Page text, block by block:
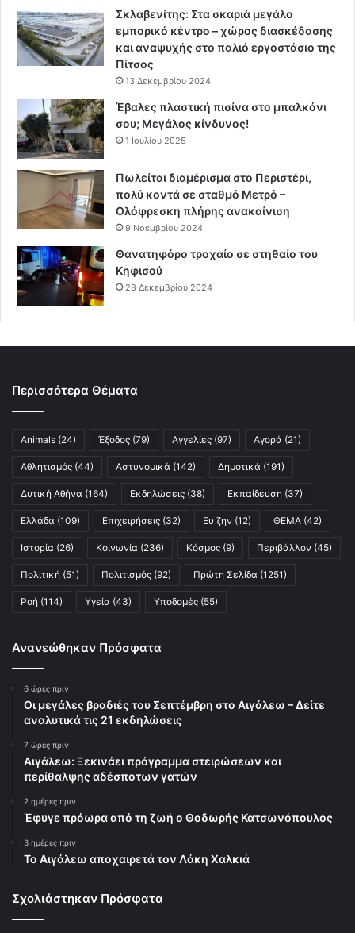
Σκλαβενίτης: Στα σκαριά μεγάλο
εμπορικό κέντρο – χώρος διασκέδασης
και αναψυχής στο παλιό εργοστάσιο της
Πίτσος
13 Δεκεμβρίου 2024
Έβαλες πλαστική πισίνα στο μπαλκόνι
σου; Μεγάλος κίνδυνος!
1 Ιουλίου 2025
Πωλείται διαμέρισμα στο Περιστέρι,
πολύ κοντά σε σταθμό Μετρό –
Ολόφρεσκη πλήρης ανακαίνιση
9 Νοεμβρίου 2024
Θανατηφόρο τροχαίο σε στηθαίο του
Κηφισού
28 Δεκεμβρίου 2024
Περισσότερα Θέματα
Animals (24) Έξοδος (79) Αγγελίες (97) Αγορά (21)
Αθλητισμός (44) Αστυνομικά (142) Δημοτικά (191)
Δυτική Αθήνα (164) Εκδηλώσεις (38) Εκπαίδευση (37)
Ελλάδα (109) Επιχειρήσεις (32) Ευ ζην (12) ΘΕΜΑ (42)
Ιστορία (26) Κοινωνία (236) Κόσμος (9) Περιβάλλον (45)
Πολιτική (51) Πολιτισμός (92) Πρώτη Σελίδα (1251)
Ροή (114) Υγεία (43) Υποδομές (55)
Ανανεώθηκαν Πρόσφατα
6 ώρες πριν
Οι μεγάλες βραδιές του Σεπτέμβρη στο Αιγάλεω – Δείτε
αναλυτικά τις 21 εκδηλώσεις
7 ώρες πριν
Αιγάλεω: Ξεκινάει πρόγραμμα στειρώσεων και
περίθαλψης αδέσποτων γατών
2 ημέρες πριν
Έφυγε πρόωρα από τη ζωή ο Θοδωρής Κατσωνόπουλος
3 ημέρες πριν
Το Αιγάλεω αποχαιρετά τον Λάκη Χαλκιά
Σχολιάστηκαν Πρόσφατα